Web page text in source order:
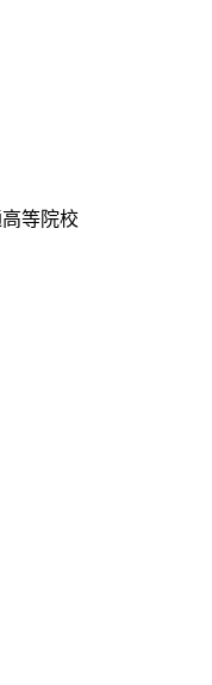
等院校